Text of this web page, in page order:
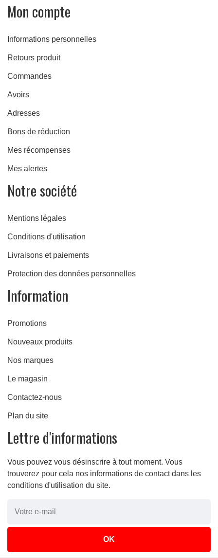
Mon compte
Informations personnelles
Retours produit
Commandes
Avoirs
Adresses
Bons de réduction
Mes récompenses
Mes alertes
Notre société
Mentions légales
Conditions d'utilisation
Livraisons et paiements
Protection des données personnelles
Information
Promotions
Nouveaux produits
Nos marques
Le magasin
Contactez-nous
Plan du site
Lettre d'informations
Vous pouvez vous désinscrire à tout moment. Vous
trouverez pour cela nos informations de contact dans les
conditions d'utilisation du site.